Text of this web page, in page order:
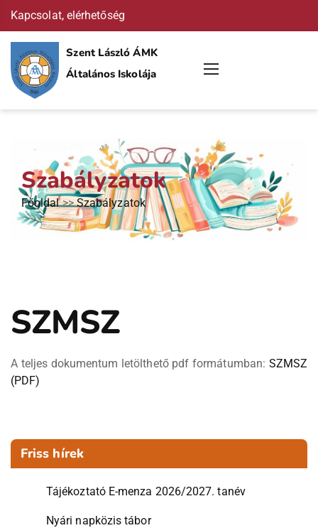
Kapcsolat, elérhetőség
Szent László ÁMK
Általános Iskolája
Szabályzatok
Főoldal>>Szabályzatok
SZMSZ
A teljes dokumentum letölthető pdf formátumban: SZMSZ
(PDF)
Friss hírek
Tájékoztató E-menza 2026/2027. tanév
Nyári napközis tábor